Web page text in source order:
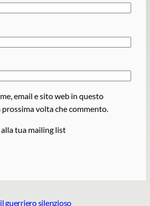
email e sito web in questo
volta che commento.
tua mailing list
il guerriero silenzioso